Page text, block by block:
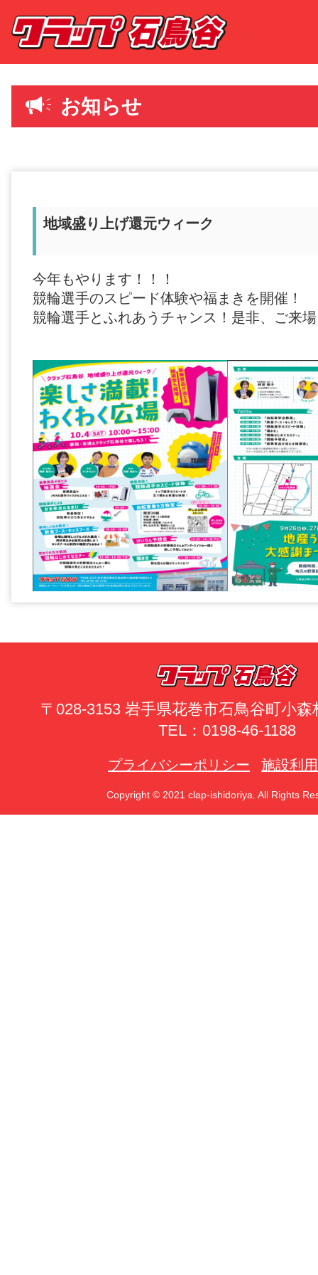
お知らせ
地域盛り上げ還元ウィーク
今年もやります！！！
競輪選手のスピード体験や福まきを開催！
競輪選手とふれあうチャンス！是非、ご来
〒028-3153 岩手県花巻市石鳥谷町小森
TEL：0198-46-1188
プライバシーポリシー 施設利
Copyright © 2021 clap-ishidoriya. All Rights